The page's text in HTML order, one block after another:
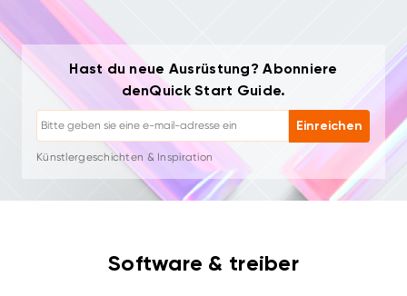
Hast du neue Ausrüstung? Abonniere
denQuick Start Guide.
Einreichen
Abmelden: Jederzeit mit einem Klick
Zeichen-Tutorials
Tipps & Fehlerbehebung
Neue Produkte & Angebote
Künstlergeschichten & Inspiration
1–2 E-Mails/Monat, niemals Spam
Deine E-Mail wird nur für angeforderte Inhalte verwendet
Software & treiber